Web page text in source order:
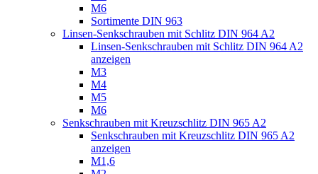
M6
Sortimente DIN 963
Linsen-Senkschrauben mit Schlitz DIN 964 A2
Linsen-Senkschrauben mit Schlitz DIN 964 A2
anzeigen
M3
M4
M5
M6
Senkschrauben mit Kreuzschlitz DIN 965 A2
Senkschrauben mit Kreuzschlitz DIN 965 A2
anzeigen
M1,6